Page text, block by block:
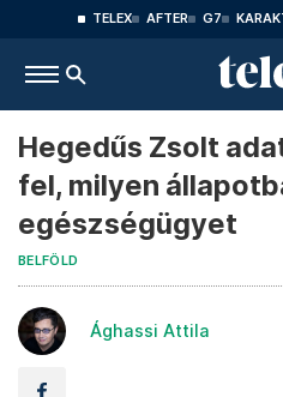
TELEX AFTER G7
Hegedűs Zsolt
fel, milyen
egészségügyet
BELFÖLD
Ághassi Attila